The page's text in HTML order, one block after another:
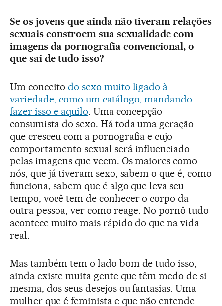
Se os jovens que ainda não tiveram relações
sexuais constroem sua sexualidade com
imagens da pornografia convencional, o
que sai de tudo isso?
Um conceito do sexo muito ligado à
variedade, como um catálogo, mandando
fazer isso e aquilo. Uma concepção
consumista do sexo. Há toda uma geração
que cresceu com a pornografia e cujo
comportamento sexual será influenciado
pelas imagens que veem. Os maiores como
nós, que já tiveram sexo, sabem o que é, como
funciona, sabem que é algo que leva seu
tempo, você tem de conhecer o corpo da
outra pessoa, ver como reage. No pornô tudo
acontece muito mais rápido do que na vida
real.
Mas também tem o lado bom de tudo isso,
ainda existe muita gente que têm medo de si
mesma, dos seus desejos ou fantasias. Uma
mulher que é feminista e que não entende